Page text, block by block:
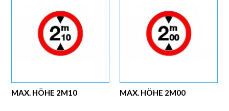
MAX. HÖHE 2M00
MAX. HÖHE 2M10